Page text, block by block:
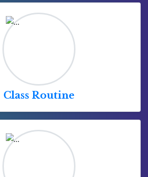
Class Routine